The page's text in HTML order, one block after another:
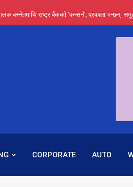
बस्नेतमाथि राष्ट्र बैंकको ‘कन्सर्न’, प्रवक्ता भन्छन्-
आएका कर्मचारीमाथि हदैसम्मको विभेदः एउटै पदमा
कमाइमा गरिमाको दमदार छलाङ, सेयरधनीलाई २० प्रतिशत
रमिता : सर्वसाधारणबाट छिरेका बस्नेत संस्थापक बनेर
CORPORATE AUTO